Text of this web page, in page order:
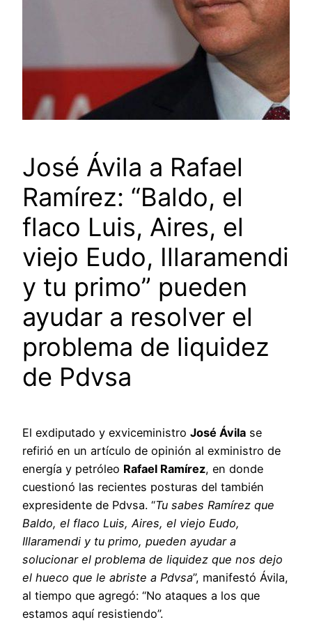
José Ávila a Rafael
Ramírez: “Baldo, el
flaco Luis, Aires, el
viejo Eudo, Illaramendi
y tu primo” pueden
ayudar a resolver el
problema de liquidez
de Pdvsa
El exdiputado y exviceministro José Ávila se
refirió en un artículo de opinión al exministro de
energía y petróleo Rafael Ramírez, en donde
cuestionó las recientes posturas del también
expresidente de Pdvsa. “Tu sabes Ramírez que
Baldo, el flaco Luis, Aires, el viejo Eudo,
Illaramendi y tu primo, pueden ayudar a
solucionar el problema de liquidez que nos dejo
el hueco que le abriste a Pdvsa”, manifestó Ávila,
al tiempo que agregó: “No ataques a los que
estamos aquí resistiendo”.